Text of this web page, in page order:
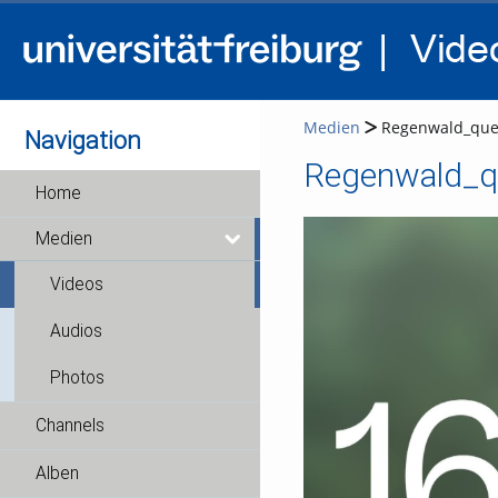
Navigation
Home
Medien
Videos
Audios
Photos
Channels
Alben
Medien